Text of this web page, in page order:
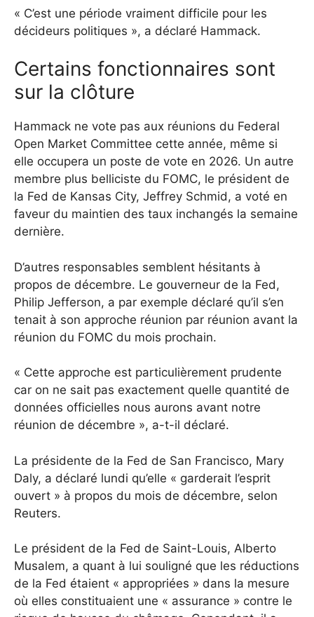
« C’est une période vraiment difficile pour les
décideurs politiques », a déclaré Hammack.
Certains fonctionnaires sont
sur la clôture
Hammack ne vote pas aux réunions du Federal
Open Market Committee cette année, même si
elle occupera un poste de vote en 2026. Un autre
membre plus belliciste du FOMC, le président de
la Fed de Kansas City, Jeffrey Schmid, a voté en
faveur du maintien des taux inchangés la semaine
dernière.
D’autres responsables semblent hésitants à
propos de décembre. Le gouverneur de la Fed,
Philip Jefferson, a par exemple déclaré qu’il s’en
tenait à son approche réunion par réunion avant la
réunion du FOMC du mois prochain.
« Cette approche est particulièrement prudente
car on ne sait pas exactement quelle quantité de
données officielles nous aurons avant notre
réunion de décembre », a-t-il déclaré.
La présidente de la Fed de San Francisco, Mary
Daly, a déclaré lundi qu’elle « garderait l’esprit
ouvert » à propos du mois de décembre, selon
Reuters.
Le président de la Fed de Saint-Louis, Alberto
Musalem, a quant à lui souligné que les réductions
de la Fed étaient « appropriées » dans la mesure
où elles constituaient une « assurance » contre le